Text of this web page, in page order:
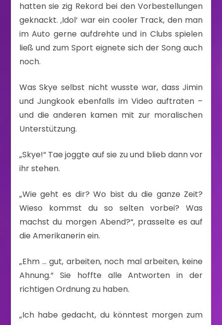
hatten sie zig Rekord bei den Vorbestellungen
geknackt. ‚Idol‘ war ein cooler Track, den man
im Auto gerne aufdrehte und in Clubs spielen
ließ und zum Sport eignete sich der Song auch
noch.
Was Skye selbst nicht wusste war, dass Jimin
und Jungkook ebenfalls im Video auftraten –
und die anderen kamen mit zur moralischen
Unterstützung.
„Skye!“ Tae joggte auf sie zu und blieb dann vor
ihr stehen.
„Wie geht es dir? Wo bist du die ganze Zeit?
Wieso kommst du so selten vorbei? Was
machst du morgen Abend?“, prasselte es auf
die Amerikanerin ein.
„Ehm … gut, arbeiten, noch mal arbeiten, keine
Ahnung.“ Sie hoffte alle Antworten in der
richtigen Ordnung zu haben.
„Ich habe gedacht, du könntest morgen zum